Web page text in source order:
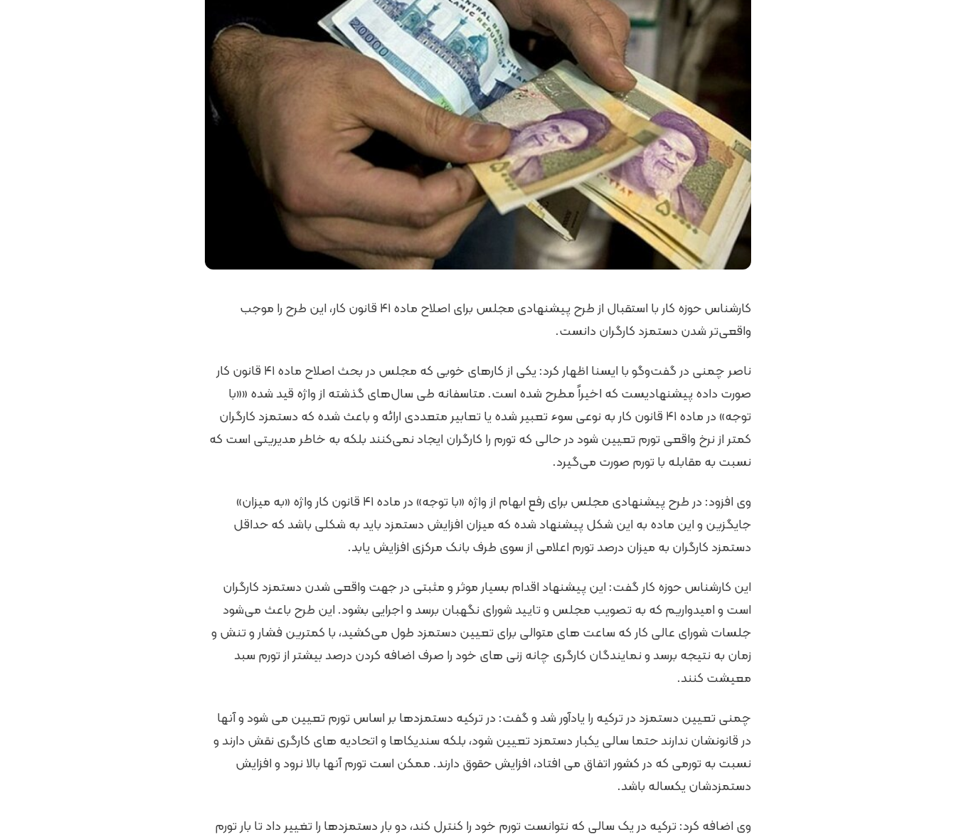
کارشناس حوزه کار با استقبال از طرح پیشنهادی مجلس برای اصلاح ماده ۴۱ قانون کار، این طرح را موجب
واقعی‌تر شدن دستمزد کارگران دانست.
ناصر چمنی در گفت‌وگو با ایسنا اظهار کرد: یکی از کارهای خوبی که مجلس در بحث اصلاح ماده ۴۱ قانون کار
صورت داده پیشنهادیست که اخیراً مطرح شده است. متاسفانه طی سال‌های گذشته از واژه قید شده ««با
توجه» در ماده ۴۱ قانون کار به نوعی سوء تعبیر شده یا تعابیر متعددی ارائه و باعث شده که دستمزد کارگران
کمتر از نرخ واقعی تورم تعیین شود در حالی که تورم را کارگران ایجاد نمی‌کنند بلکه به خاطر مدیریتی است که
نسبت به مقابله با تورم صورت می‌گیرد.
وی افزود: در طرح پیشنهادی مجلس برای رفع ابهام از واژه «با توجه» در ماده ۴۱ قانون کار واژه «به میزان»
جایگزین و این ماده به این شکل پیشنهاد شده که میزان افزایش دستمزد باید به شکلی باشد که حداقل
دستمزد کارگران به میزان درصد تورم اعلامی از سوی طرف بانک مرکزی افزایش یابد.
این کارشناس حوزه کار گفت: این پیشنهاد اقدام بسیار موثر و مثبتی در جهت واقعی شدن دستمزد کارگران
است و امیدواریم که به تصویب مجلس و تایید شورای نگهبان برسد و اجرایی بشود. این طرح باعث می‌شود
جلسات شورای عالی کار که ساعت های متوالی برای تعیین دستمزد طول می‌کشید، با کمترین فشار و تنش و
زمان به نتیجه برسد و نمایندگان کارگری چانه زنی های خود را صرف اضافه کردن درصد بیشتر از تورم سبد
معیشت کنند.
چمنی تعیین دستمزد در ترکیه را یادآور شد و گفت: در ترکیه دستمزدها بر اساس تورم تعیین می شود و آنها
در قانونشان ندارند حتما سالی یکبار دستمزد تعیین شود، بلکه سندیکاها و اتحادیه های کارگری نقش دارند و
نسبت به تورمی که در کشور اتفاق می افتاد، افزایش حقوق دارند. ممکن است تورم آنها بالا نرود و افزایش
دستمزدشان یکساله باشد.
وی اضافه کرد: ترکیه در یک سالی که نتوانست تورم خود را کنترل کند، دو بار دستمزدها را تغییر داد تا بار تورم